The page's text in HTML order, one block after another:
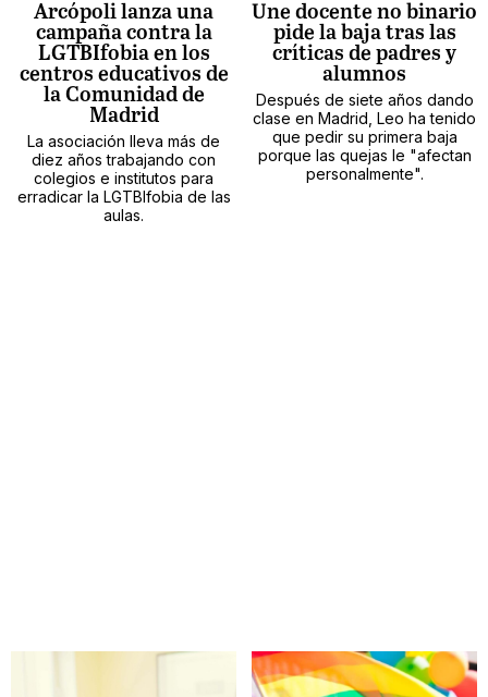
Arcópoli lanza una
campaña contra la
LGTBIfobia en los
centros educativos de
la Comunidad de
Madrid
La asociación lleva más de
diez años trabajando con
colegios e institutos para
erradicar la LGTBIfobia de las
aulas.
Une docente no binario
pide la baja tras las
críticas de padres y
alumnos
Después de siete años dando
clase en Madrid, Leo ha tenido
que pedir su primera baja
porque las quejas le "afectan
personalmente".